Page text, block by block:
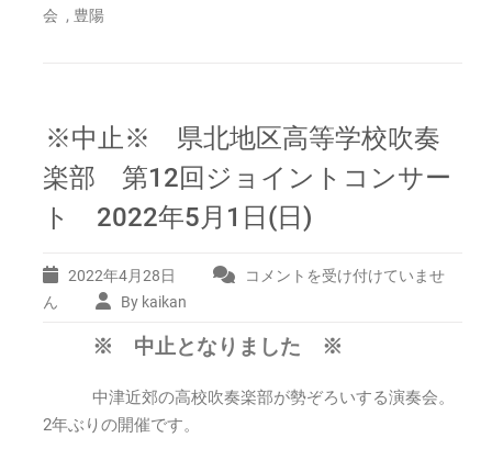
会 , 豊陽
※中止※ 県北地区高等学校吹奏
楽部 第12回ジョイントコンサー
ト 2022年5月1日(日)
2022年4月28日
※
※
北
コメントを受け付けていませ
ん
By kaikan
※ 中止となりました ※
中津近郊の高校吹奏楽部が勢ぞろいする演奏会。
2年ぶりの開催です。